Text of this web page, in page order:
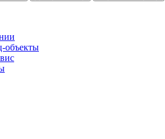
объекты